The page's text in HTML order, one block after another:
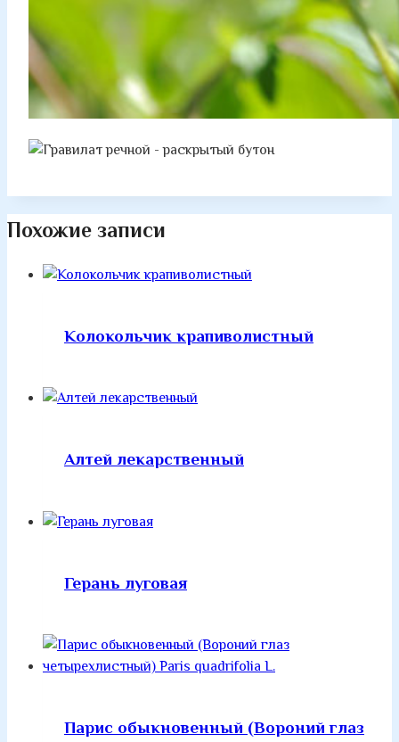
Похожие записи
Колокольчик крапиволистный
Алтей лекарственный
Герань луговая
Парис обыкновенный (Вороний глаз